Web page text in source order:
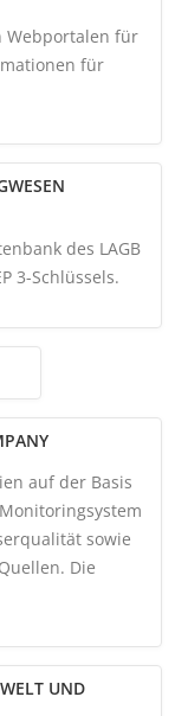
Webportalen für
für
des LAGB
3-Schlüssels.
auf der Basis
sowie
Die
UND